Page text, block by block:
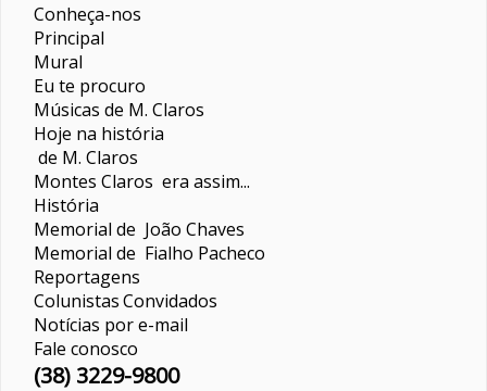
Conheça-nos
Principal
Mural
Eu te procuro
Músicas de M. Claros
Hoje na história
de M. Claros
Montes Claros era assim...
História
Memorial de João Chaves
Memorial de Fialho Pacheco
Reportagens
ColunistasConvidados
Notícias por e-mail
Fale conosco
(38) 3229-9800